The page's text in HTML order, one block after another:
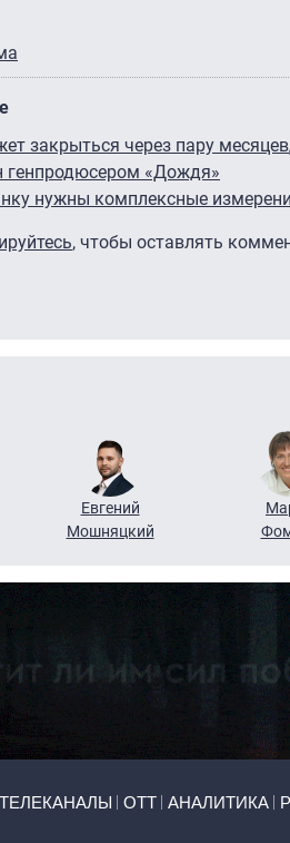
закрыться через пару месяцев
генпродюсером «Дождя»
нужны комплексные
, чтобы оставлять
Евгений
Мошняцкий
ТЕЛЕКАНАЛЫ ОТТ АНАЛИТИКА